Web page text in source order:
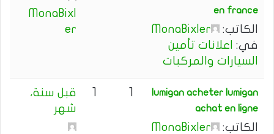
en france
الكاتب:
MonaBixler
في: اعلانات تأمين
السيارات والمركبات
MonaBixl
er
lumigan acheter lumigan
achat en ligne
الكاتب:
MonaBixler
قبل سنة،
شهر